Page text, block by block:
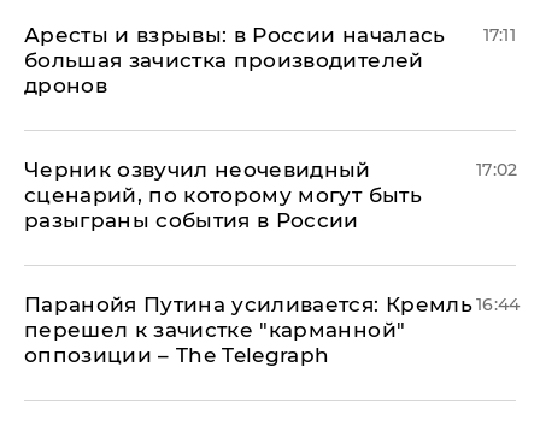
Аресты и взрывы: в России началась
большая зачистка производителей
дронов
17:11
Черник озвучил неочевидный
сценарий, по которому могут быть
разыграны события в России
17:02
Паранойя Путина усиливается: Кремль
перешел к зачистке "карманной"
оппозиции – The Telegraph
16:44